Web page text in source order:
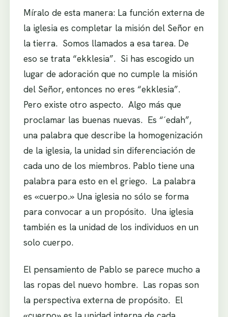
Míralo de esta manera: La función externa de
la iglesia es completar la misión del Señor en
la tierra. Somos llamados a esa tarea. De
eso se trata “ekklesia”. Si has escogido un
lugar de adoración que no cumple la misión
del Señor, entonces no eres “ekklesia”.
Pero existe otro aspecto. Algo más que
proclamar las buenas nuevas. Es “´edah”,
una palabra que describe la homogenización
de la iglesia, la unidad sin diferenciación de
cada uno de los miembros. Pablo tiene una
palabra para esto en el griego. La palabra
es «cuerpo.» Una iglesia no sólo se forma
para convocar a un propósito. Una iglesia
también es la unidad de los individuos en un
solo cuerpo.
El pensamiento de Pablo se parece mucho a
las ropas del nuevo hombre. Las ropas son
la perspectiva externa de propósito. El